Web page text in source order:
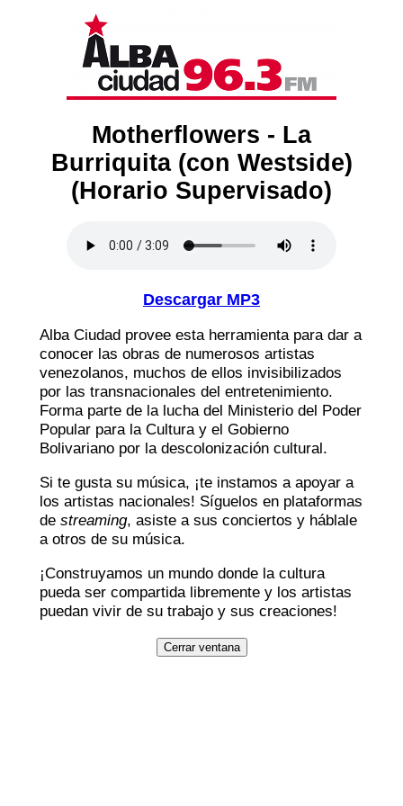
Motherflowers - La
Burriquita (con Westside)
(Horario Supervisado)
Descargar MP3
Alba Ciudad provee esta herramienta para dar a
conocer las obras de numerosos artistas
venezolanos, muchos de ellos invisibilizados
por las transnacionales del entretenimiento.
Forma parte de la lucha del Ministerio del Poder
Popular para la Cultura y el Gobierno
Bolivariano por la descolonización cultural.
Si te gusta su música, ¡te instamos a apoyar a
los artistas nacionales! Síguelos en plataformas
de streaming, asiste a sus conciertos y háblale
a otros de su música.
¡Construyamos un mundo donde la cultura
pueda ser compartida libremente y los artistas
puedan vivir de su trabajo y sus creaciones!